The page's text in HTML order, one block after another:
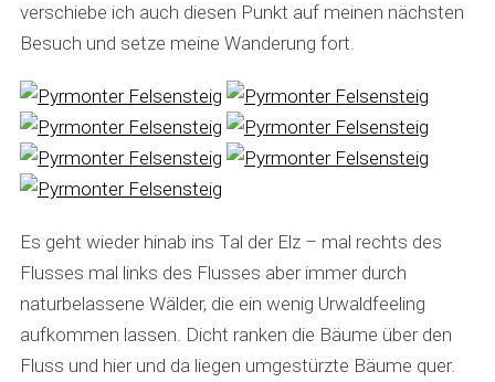
verschiebe ich auch diesen Punkt auf meinen nächsten
Besuch und setze meine Wanderung fort.
Es geht wieder hinab ins Tal der Elz – mal rechts des
Flusses mal links des Flusses aber immer durch
naturbelassene Wälder, die ein wenig Urwaldfeeling
aufkommen lassen. Dicht ranken die Bäume über den
Fluss und hier und da liegen umgestürzte Bäume quer.